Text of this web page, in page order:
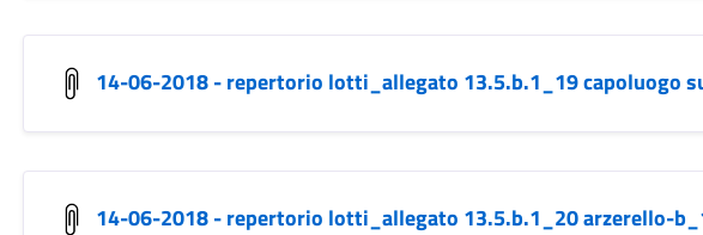
14-06-2018 - repertorio lotti_allegato 13.5.b.1_19 capoluogo
14-06-2018 - repertorio lotti_allegato 13.5.b.1_20 arzerello-